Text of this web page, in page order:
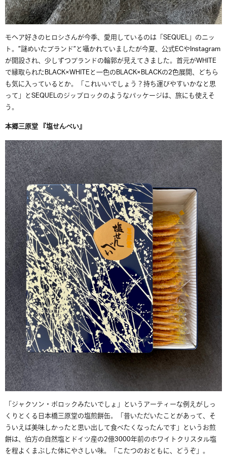
モヘア好きのヒロシさんが今季、愛用しているのは「SEQUEL」のニッ
ト。”謎めいたブランド”と囁かれていましたが今夏、公式ECやInstagram
が開設され、少しずつブランドの輪郭が見えてきました。首元がWHITE
で縁取られたBLACK×WHITEと一色のBLACK×BLACKの2色展開、どちら
も気に入っているとか。「これいいでしょう？持ち運びやすいかなと思
って」とSEQUELのジップロックのようなパッケージは、旅にも使えそ
う。
本郷三原堂 『塩せんべい』
「ジャクソン・ポロックみたいでしょ」というアーティーな例えがしっ
くりとくる日本橋三原堂の塩煎餅缶。「昔いただいたことがあって、そ
ういえば美味しかったと思い出して食べたくなったんです」というお煎
餅は、伯方の自然塩とドイツ産の2億3000年前のホワイトクリスタル塩
を程よくまぶした体にやさしい味。「こたつのおともに、どうぞ」。